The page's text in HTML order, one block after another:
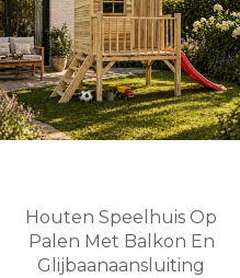
Houten Speelhuis Op
Palen Met Balkon En
Glijbaanaansluiting